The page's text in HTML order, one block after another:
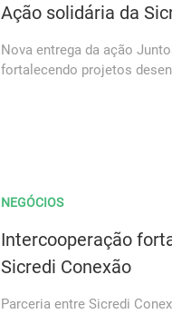
Ação solidária da
Nova entrega da ação
fortalecendo projetos
NEGÓCIOS
Intercooperação
Sicredi Conexão
Parceria entre Sicredi